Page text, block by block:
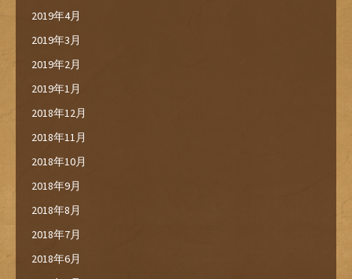
2019年4月
2019年3月
2019年2月
2019年1月
2018年12月
2018年11月
2018年10月
2018年9月
2018年8月
2018年7月
2018年6月